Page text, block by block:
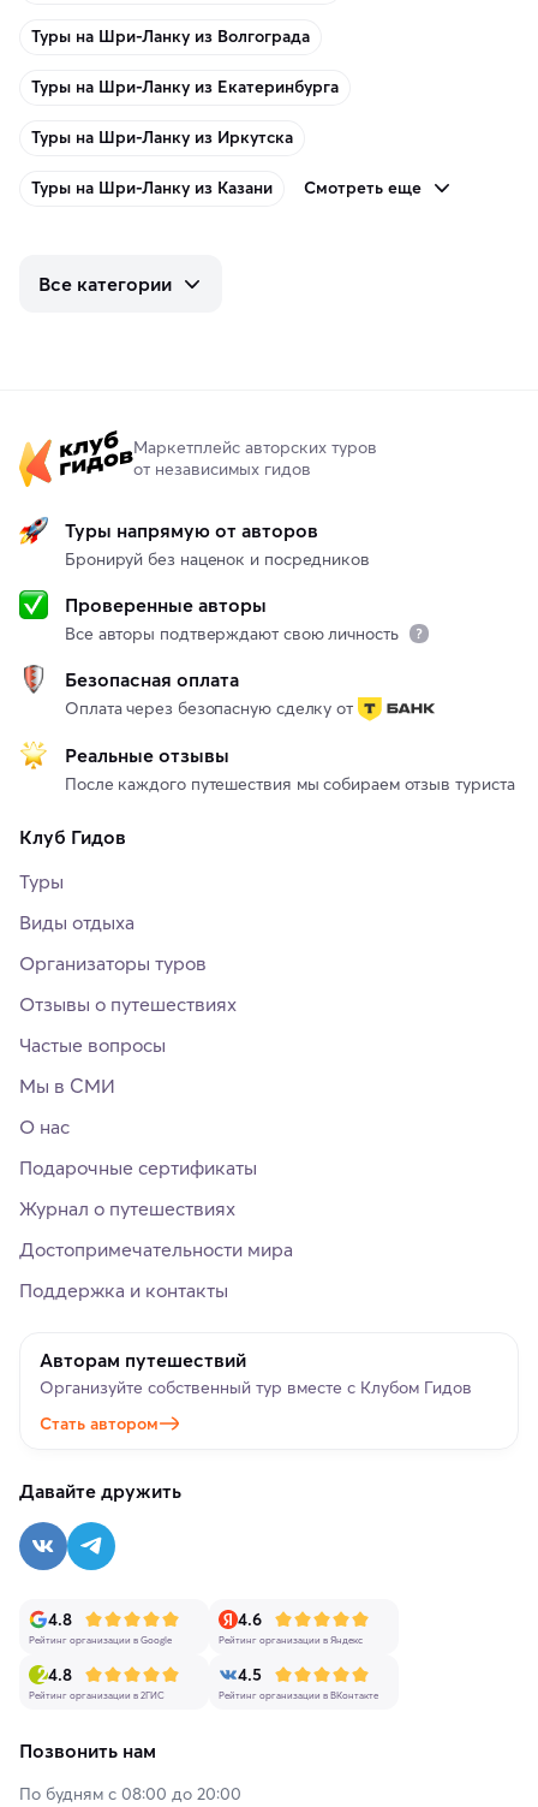
Туры на Шри-Ланку из Волгограда
Туры на Шри-Ланку из Екатеринбурга
Туры на Шри-Ланку из Иркутска
Туры на Шри-Ланку из Казани Смотреть еще
Все категории
Маркетплейс авторских туров
от независимых гидов
Туры напрямую от авторов
Бронируй без наценок и посредников
Проверенные авторы
Все авторы подтверждают свою личность
Безопасная оплата
Оплата через безопасную сделку от
Реальные отзывы
После каждого путешествия мы собираем отзыв туриста
Клуб Гидов
Туры
Виды отдыха
Организаторы туров
Отзывы о путешествиях
Частые вопросы
Мы в СМИ
О нас
Подарочные сертификаты
Журнал о путешествиях
Достопримечательности мира
Поддержка и контакты
Авторам путешествий
Организуйте собственный тур вместе с Клубом Гидов
Стать автором
Давайте дружить
4.8
Рейтинг организации в Google
4.6
Рейтинг организации в Яндекс
4.8
Рейтинг организации в 2ГИС
4.5
Рейтинг организации в ВКонтакте
Позвонить нам
По будням с 08:00 до 20:00